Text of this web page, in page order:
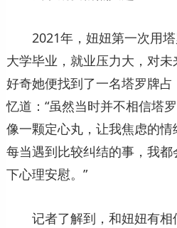
2021年，妞妞第一次用
大学毕业，就业压力大，对
好奇她便找到了一名塔罗牌
忆道：“虽然当时并不相信塔
像一颗定心丸，让我焦虑的情
每当遇到比较纠结的事，我
下心理安慰。”
记者了解到，和妞妞有